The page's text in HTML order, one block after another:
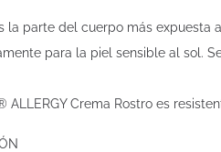
la parte del cuerpo más
para la piel sensible al sol.
ALLERGY Crema Rostro es